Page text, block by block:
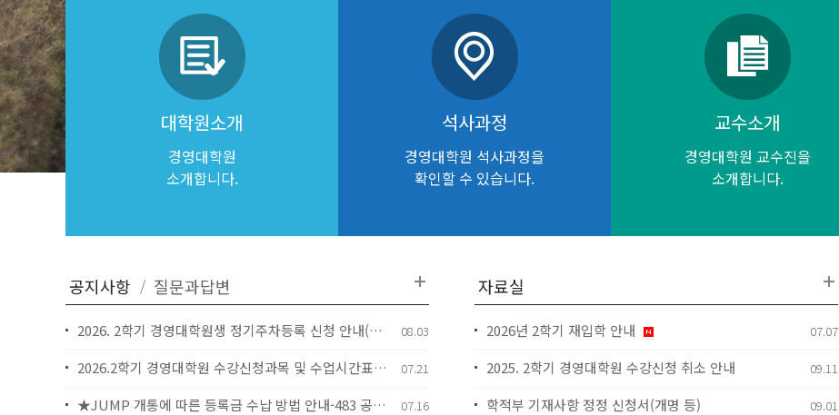
대학원소개
경영대학원
소개합니다.
석사과정
경영대학원 석사과정을
확인할 수 있습니다.
교수소개
경영대학원 교수진을
소개합니다.
2026. 2학기 경영대학원생 정기주차등록 신청 안내(야간제) 08.03
2026.2학기 경영대학원 수강신청과목 및 수업시간표 안내 07.21
★JUMP 개통에 따른 등록금 수납 방법 안내-483 공지 참조 07.16
2026년 2학기 재입학 안내 07.07
2025. 2학기 경영대학원 수강신청 취소 안내 09.11
학적부 기재사항 정정 신청서(개명 등) 09.01